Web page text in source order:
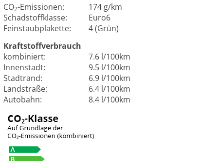
CO2-Emissionen:
174 g/km
Schadstoffklasse:
Euro6
Feinstaubplakette:
4 (Grün)
Kraftstoffverbrauch
kombiniert:
7.6 l/100km
Innenstadt:
9.5 l/100km
Stadtrand:
6.9 l/100km
Landstraße:
6.4 l/100km
Autobahn:
8.4 l/100km